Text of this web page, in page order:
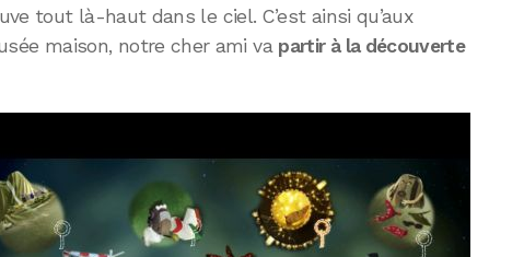
tout là-haut dans le ciel. C’est ainsi qu’aux
maison, notre cher ami va partir à la découverte